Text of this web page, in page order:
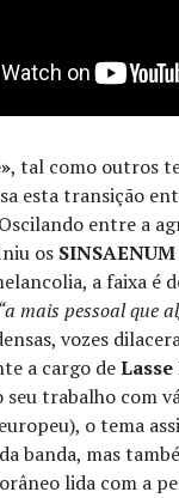
, tal como outros
esta transição
entre a
os SINSAENUM
a faixa é
“a mais pessoal que
vozes
a cargo de
seu trabalho com
o tema
banda, mas
lida com a